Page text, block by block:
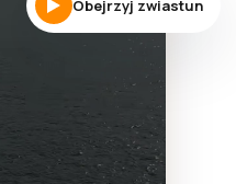
Obejrzyj zwiastun